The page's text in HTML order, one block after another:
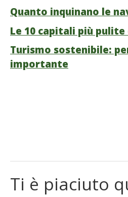
Quanto inquinano le
Le 10 capitali più pulite
Turismo sostenibile:
importante
Ti è piaciuto